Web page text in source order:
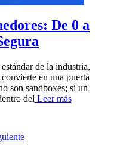
De 0 a
de la industria,
en una puerta
son sandboxes; si un
del Leer más